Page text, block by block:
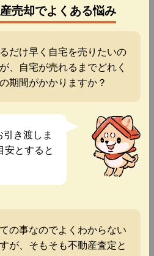
売却でよくある悩み
だけ早く自宅を売りたいの
、自宅が売れるまでどれく
期間がかかりますか？
き渡しま
安とすると
の事なのでよくわからない
が、そもそも不動産査定と